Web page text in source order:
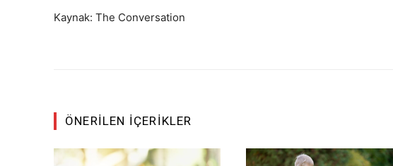
Kaynak: The Conversation
ÖNERILEN İÇERIKLER